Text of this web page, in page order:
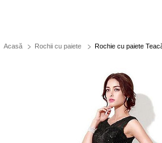
Acasă Rochii cu paiete Rochie cu paiete